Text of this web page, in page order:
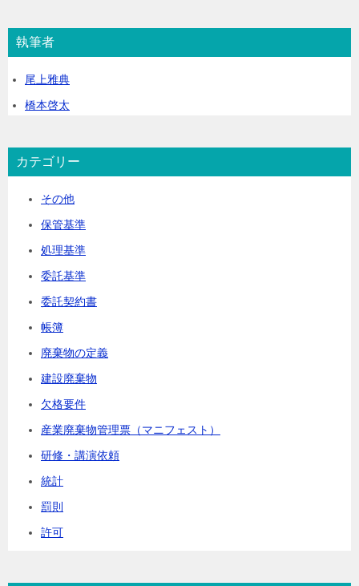
執筆者
尾上雅典
橋本啓太
カテゴリー
その他
保管基準
処理基準
委託基準
委託契約書
帳簿
廃棄物の定義
建設廃棄物
欠格要件
産業廃棄物管理票（マニフェスト）
研修・講演依頼
統計
罰則
許可